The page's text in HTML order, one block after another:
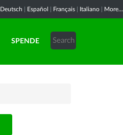
Deutsch Español Français Italiano More...
SPENDE